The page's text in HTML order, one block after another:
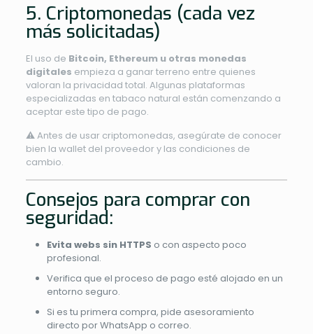
5. Criptomonedas (cada vez
más solicitadas)
El uso de Bitcoin, Ethereum u otras monedas
digitales empieza a ganar terreno entre quienes
valoran la privacidad total. Algunas plataformas
especializadas en tabaco natural están comenzando a
aceptar este tipo de pago.
⚠️ Antes de usar criptomonedas, asegúrate de conocer
bien la wallet del proveedor y las condiciones de
cambio.
Consejos para comprar con
seguridad:
Evita webs sin HTTPS o con aspecto poco
profesional.
Verifica que el proceso de pago esté alojado en un
entorno seguro.
Si es tu primera compra, pide asesoramiento
directo por WhatsApp o correo.